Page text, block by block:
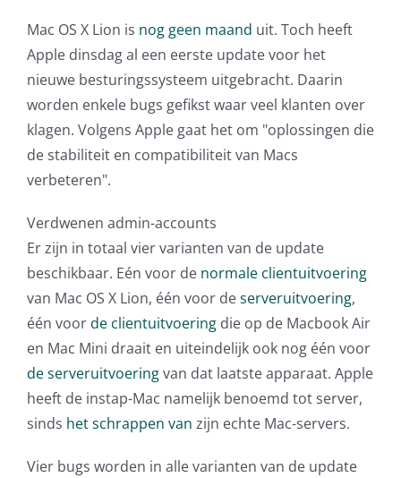
AVG
Office365
Glasvezelverbindingen
Microsoft software licenties
SLA overeenkomsten
Remote Help
WordPress SLA Contract
Contact
Mac OS X Lion is nog geen maand uit. Toch heeft
Apple dinsdag al een eerste update voor het
nieuwe besturingssysteem uitgebracht. Daarin
worden enkele bugs gefikst waar veel klanten over
klagen. Volgens Apple gaat het om "oplossingen die
de stabiliteit en compatibiliteit van Macs
verbeteren".
Verdwenen admin-accounts
Er zijn in totaal vier varianten van de update
beschikbaar. Eén voor de normale clientuitvoering
van Mac OS X Lion, één voor deserveruitvoering,
één voorde clientuitvoeringdie op de Macbook Air
en Mac Mini draait en uiteindelijk ook nog één voor
de serveruitvoeringvan dat laatste apparaat. Apple
heeft de instap-Mac namelijk benoemd tot server,
sinds het schrappen van zijn echte Mac-servers.
Vier bugs worden in alle varianten van de update